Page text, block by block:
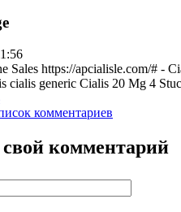
Sales https://apcialisle.com/# -
cialis generic Cialis 20 Mg 4
комментариев
комментарий